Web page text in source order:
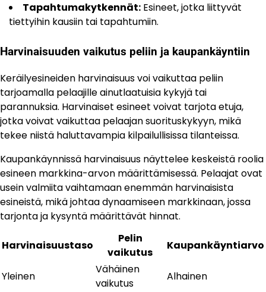
Tapahtumakytkennät: Esineet, jotka liittyvät
tiettyihin kausiin tai tapahtumiin.
Harvinaisuuden vaikutus peliin ja kaupankäyntiin
Keräilyesineiden harvinaisuus voi vaikuttaa peliin
tarjoamalla pelaajille ainutlaatuisia kykyjä tai
parannuksia. Harvinaiset esineet voivat tarjota etuja,
jotka voivat vaikuttaa pelaajan suorituskykyyn, mikä
tekee niistä haluttavampia kilpailullisissa tilanteissa.
Kaupankäynnissä harvinaisuus näyttelee keskeistä roolia
esineen markkina-arvon määrittämisessä. Pelaajat ovat
usein valmiita vaihtamaan enemmän harvinaisista
esineistä, mikä johtaa dynaamiseen markkinaan, jossa
tarjonta ja kysyntä määrittävät hinnat.
Harvinaisuustaso
Pelin
vaikutus
Kaupankäyntiarvo
Yleinen
Vähäinen
vaikutus
Alhainen